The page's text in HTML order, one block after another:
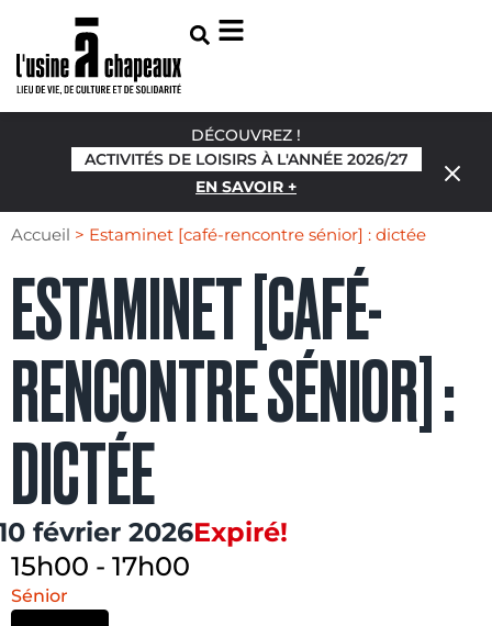
DÉCOUVREZ !
ACTIVITÉS DE LOISIRS À L'ANNÉE 2026/27
EN SAVOIR +
Accueil > Estaminet [café-rencontre sénior] : dictée
ESTAMINET [CAFÉ-
RENCONTRE SÉNIOR] :
DICTÉE
février 2026Expiré!
15h00 - 17h00
Sénior